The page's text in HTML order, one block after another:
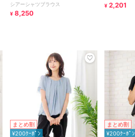
シアーシャツブラウス
¥ 8,250
¥ 2,201
まとめ割
¥200ｸｰﾎﾟﾝ
まとめ割
¥200ｸｰﾎﾟﾝ